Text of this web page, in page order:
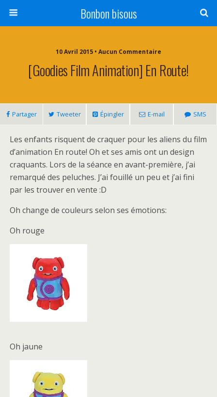
Bonbon bisous
10 Avril 2015 • Aucun Commentaire
[Goodies Film Animation] En Route!
Partager Tweeter Épingler E-mail SMS
Les enfants risquent de craquer pour les aliens du film
d’animation En route! Oh et ses amis ont un design
craquants. Lors de la séance en avant-première, j’ai
remarqué des peluches. J’ai fouillé un peu et j’ai fini
par les trouver en vente :D
Oh change de couleurs selon ses émotions:
Oh rouge
Oh jaune